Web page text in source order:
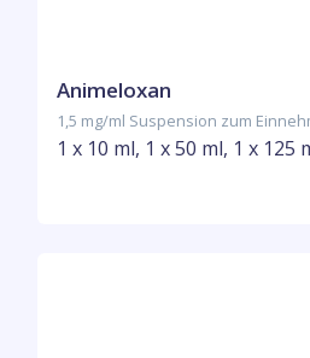
Animeloxan
1,5 mg/ml Suspension zum
1 x 10 ml, 1 x 50 ml, 1 x 125